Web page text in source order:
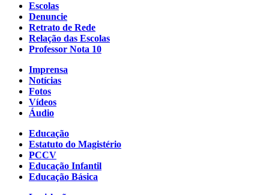
Escolas
Denuncie
Retrato de Rede
Relação das Escolas
Professor Nota 10
Imprensa
Notícias
Fotos
Vídeos
Áudio
Educação
Estatuto do Magistério
PCCV
Educação Infantil
Educação Básica